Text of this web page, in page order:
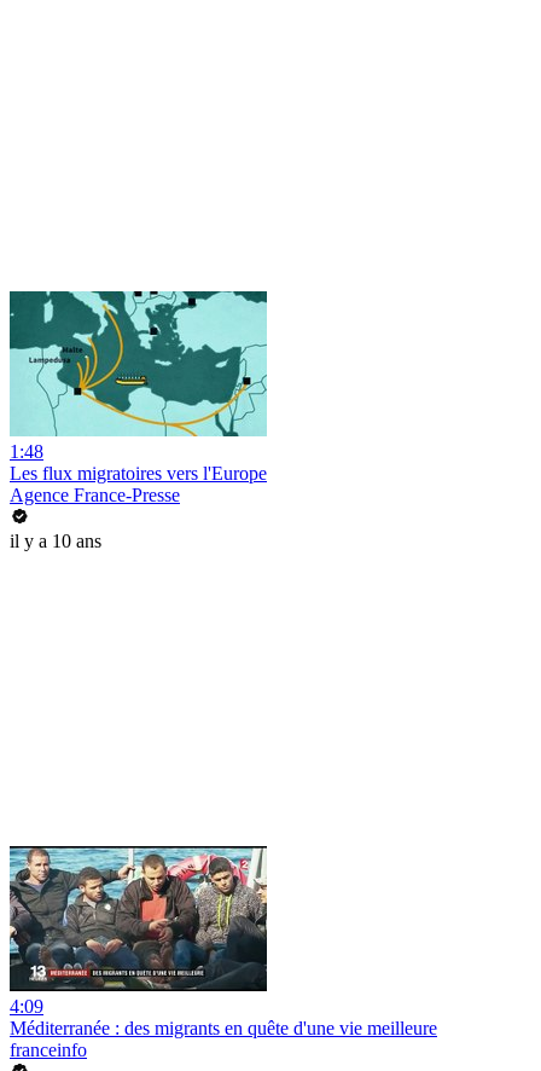
1:48
Les flux migratoires vers l'Europe
Agence France-Presse
il y a 10 ans
4:09
Méditerranée : des migrants en quête d'une vie meilleure
franceinfo